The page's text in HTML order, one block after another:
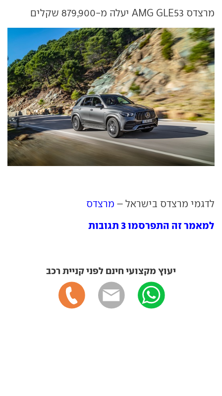
מרצדס AMG GLE53 יעלה מ-879,900 שקלים
לדגמי מרצדס בישראל – מרצדס
למאמר זה התפרסמו 3 תגובות
יעוץ מקצועי חינם לפני קניית רכב